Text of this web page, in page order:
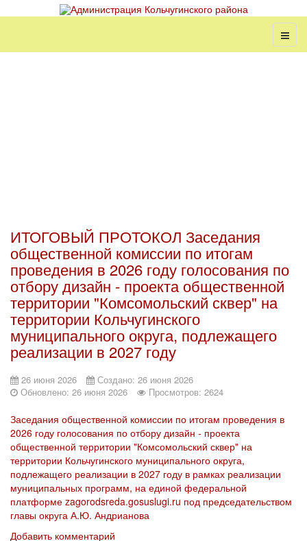
ИТОГОВЫЙ ПРОТОКОЛ Заседания
общественной комиссии по итогам
проведения в 2026 году голосования по
отбору дизайн - проекта общественной
территории "Комсомольский сквер" на
территории Кольчугинского
муниципального округа, подлежащего
реализации в 2027 году
26 июня 2026
Создано: 26 июня 2026
Обновлено: 26 июня 2026
Просмотров: 2624
Заседания общественной комиссии по итогам проведения в
2026 году голосования по отбору дизайн - проекта
общественной территории "Комсомольский сквер" на
территории Кольчугинского муниципального округа,
подлежащего реализации в 2027 году в рамках реализации
муниципальных программ, на единой федеральной
платформе zagorodsreda.gosuslugi.ru под председательством
главы округа А.Ю. Андрианова
Добавить комментарий